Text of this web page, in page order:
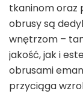
tkaninom oraz
obrusy są
wnętrzom –
jakość, jak i
obrusami
przyciąga